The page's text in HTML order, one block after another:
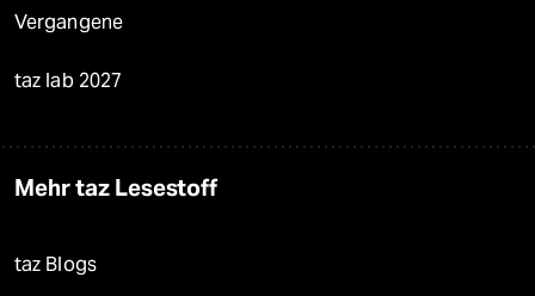
Vergangene
taz lab 2027
Mehr taz Lesestoff
taz Blogs